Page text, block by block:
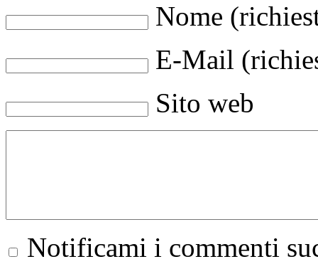
Nome
E-Mail
Sito web
Notificami i commenti